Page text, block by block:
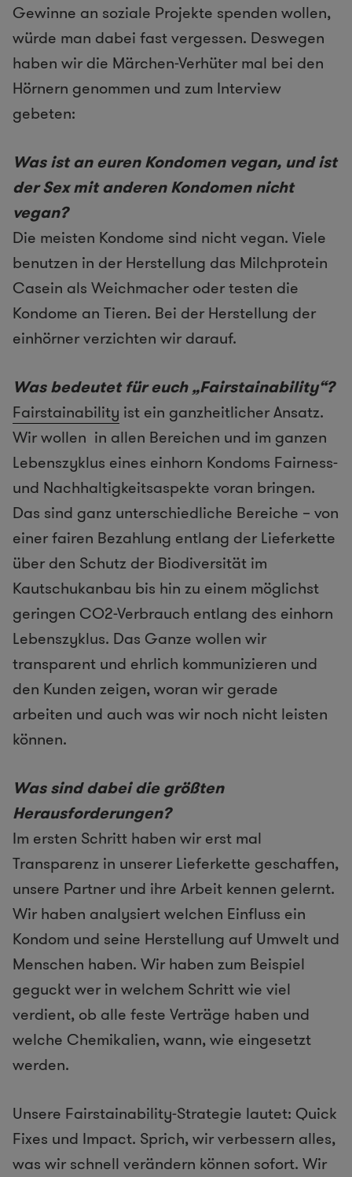
Gewinne an soziale Projekte spenden wollen,
würde man dabei fast vergessen. Deswegen
haben wir die Märchen-Verhüter mal bei den
Hörnern genommen und zum Interview
gebeten:
Was ist an euren Kondomen vegan, und ist
der Sex mit anderen Kondomen nicht
vegan?
Die meisten Kondome sind nicht vegan. Viele
benutzen in der Herstellung das Milchprotein
Casein als Weichmacher oder testen die
Kondome an Tieren. Bei der Herstellung der
einhörner verzichten wir darauf.
Was bedeutet für euch „Fairstainability“?
Fairstainability ist ein ganzheitlicher Ansatz.
Wir wollen in allen Bereichen und im ganzen
Lebenszyklus eines einhorn Kondoms Fairness-
und Nachhaltigkeitsaspekte voran bringen.
Das sind ganz unterschiedliche Bereiche – von
einer fairen Bezahlung entlang der Lieferkette
über den Schutz der Biodiversität im
Kautschukanbau bis hin zu einem möglichst
geringen CO2-Verbrauch entlang des einhorn
Lebenszyklus. Das Ganze wollen wir
transparent und ehrlich kommunizieren und
den Kunden zeigen, woran wir gerade
arbeiten und auch was wir noch nicht leisten
können.
Was sind dabei die größten
Herausforderungen?
Im ersten Schritt haben wir erst mal
Transparenz in unserer Lieferkette geschaffen,
unsere Partner und ihre Arbeit kennen gelernt.
Wir haben analysiert welchen Einfluss ein
Kondom und seine Herstellung auf Umwelt und
Menschen haben. Wir haben zum Beispiel
geguckt wer in welchem Schritt wie viel
verdient, ob alle feste Verträge haben und
welche Chemikalien, wann, wie eingesetzt
werden.
Unsere Fairstainability-Strategie lautet: Quick
Fixes und Impact. Sprich, wir verbessern alles,
was wir schnell verändern können sofort. Wir